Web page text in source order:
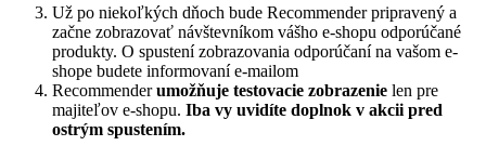
Už po niekoľkých dňoch bude Recommender pripravený a
začne zobrazovať návštevníkom vášho e-shopu odporúčané
produkty. O spustení zobrazovania odporúčaní na vašom e-
shope budete informovaní e-mailom
Recommenderumožňuje testovacie zobrazenie len pre
majiteľov e-shopu. Iba vy uvidíte doplnok v akcii pred
ostrým spustením.